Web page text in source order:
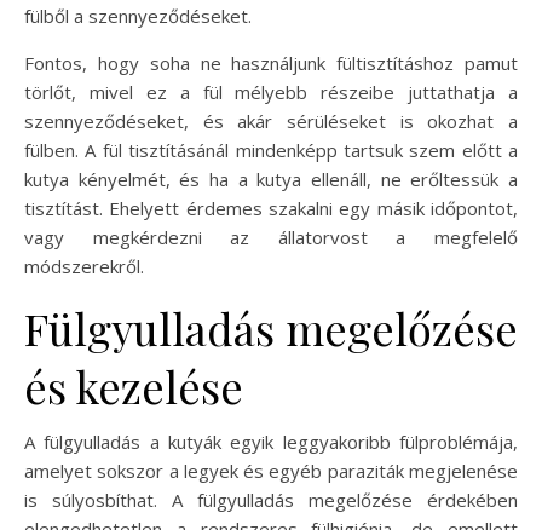
fülből a szennyeződéseket.
Fontos, hogy soha ne használjunk fültisztításhoz pamut
törlőt, mivel ez a fül mélyebb részeibe juttathatja a
szennyeződéseket, és akár sérüléseket is okozhat a
fülben. A fül tisztításánál mindenképp tartsuk szem előtt a
kutya kényelmét, és ha a kutya ellenáll, ne erőltessük a
tisztítást. Ehelyett érdemes szakalni egy másik időpontot,
vagy megkérdezni az állatorvost a megfelelő
módszerekről.
Fülgyulladás megelőzése
és kezelése
A fülgyulladás a kutyák egyik leggyakoribb fülproblémája,
amelyet sokszor a legyek és egyéb paraziták megjelenése
is súlyosbíthat. A fülgyulladás megelőzése érdekében